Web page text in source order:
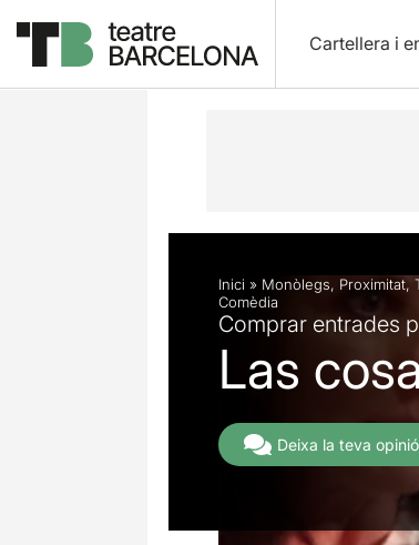
Cartellera i
Descripció Fitxa artística
Inici » Monòlegs, Proximitat,
Comèdia
Comprar entrades
Las
Deixa la teva opinió